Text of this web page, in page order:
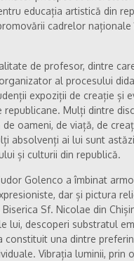
educația artistică din
cadrelor
de profesor, dintre
al procesului
expoziții de creație și
Mulți dintre
oameni, de viață, de
absolvenți ai lui sunt
și culturii din republică.
Golenco a îmbinat
dar și pictura
Sf. Nicolae din
lui, descoperi substratul
constituit una dintre
Vibrația luminii,